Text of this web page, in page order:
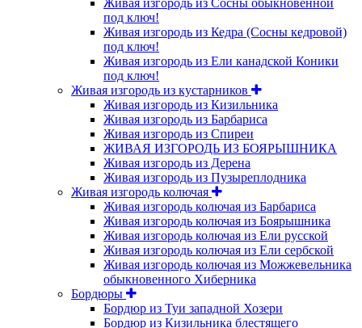
Живая изгородь из Сосны обыкновенной
под ключ!
Живая изгородь из Кедра (Сосны кедровой)
под ключ!
Живая изгородь из Ели канадской Коники
под ключ!
Живая изгородь из кустарников
Живая изгородь из Кизильника
Живая изгородь из Барбариса
Живая изгородь из Спиреи
ЖИВАЯ ИЗГОРОДЬ ИЗ БОЯРЫШНИКА
Живая изгородь из Дерена
Живая изгородь из Пузыреплодника
Живая изгородь колючая
Живая изгородь колючая из Барбариса
Живая изгородь колючая из Боярышника
Живая изгородь колючая из Ели русской
Живая изгородь колючая из Ели сербской
Живая изгородь колючая из Можжевельника
обыкновенного Хиберника
Бордюры
Бордюр из Туи западной Хозери
Бордюр из Кизильника блестящего